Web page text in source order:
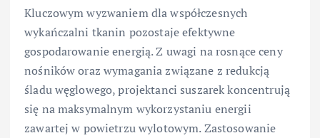
Kluczowym wyzwaniem dla współczesnych
wykańczalni tkanin pozostaje efektywne
gospodarowanie energią. Z uwagi na rosnące ceny
nośników oraz wymagania związane z redukcją
śladu węglowego, projektanci suszarek koncentrują
się na maksymalnym wykorzystaniu energii
zawartej w powietrzu wylotowym. Zastosowanie